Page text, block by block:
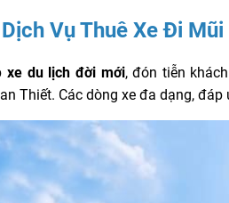
Dịch Vụ Thuê Xe Đi Mũi
xe du lịch đời mới, đón tiễn
Thiết. Các dòng xe đa dạng,